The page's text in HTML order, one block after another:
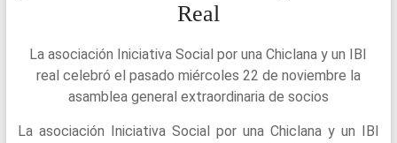
Real
La asociación Iniciativa Social por una Chiclana y un IBI
real celebró el pasado miércoles 22 de noviembre la
asamblea general extraordinaria de socios
La asociación Iniciativa Social por una Chiclana y un IBI